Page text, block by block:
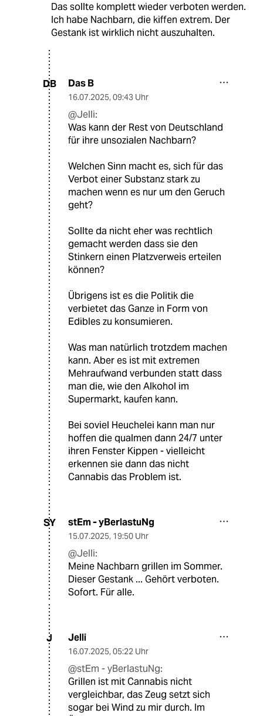
Das sollte komplett wieder verboten werden.
Ich habe Nachbarn, die kiffen extrem. Der
Gestank ist wirklich nicht auszuhalten.
DB Das B
16.07.2025, 09:43 Uhr
@Jelli:
Was kann der Rest von Deutschland
für ihre unsozialen Nachbarn?
Welchen Sinn macht es, sich für das
Verbot einer Substanz stark zu
machen wenn es nur um den Geruch
geht?
Sollte da nicht eher was rechtlich
gemacht werden dass sie den
Stinkern einen Platzverweis erteilen
können?
Übrigens ist es die Politik die
verbietet das Ganze in Form von
Edibles zu konsumieren.
Was man natürlich trotzdem machen
kann. Aber es ist mit extremen
Mehraufwand verbunden statt dass
man die, wie den Alkohol im
Supermarkt, kaufen kann.
Bei soviel Heuchelei kann man nur
hoffen die qualmen dann 24/7 unter
ihren Fenster Kippen - vielleicht
erkennen sie dann das nicht
Cannabis das Problem ist.
SY stEm - yBerlastuNg
15.07.2025, 19:50 Uhr
@Jelli:
Meine Nachbarn grillen im Sommer.
Dieser Gestank ... Gehört verboten.
Sofort. Für alle.
J Jelli
16.07.2025, 05:22 Uhr
@stEm - yBerlastuNg:
Grillen ist mit Cannabis nicht
vergleichbar, das Zeug setzt sich
sogar bei Wind zu mir durch. Im